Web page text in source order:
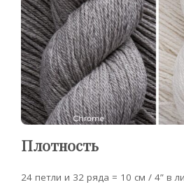
Плотность
24 петли и 32 ряда = 10 см / 4” в